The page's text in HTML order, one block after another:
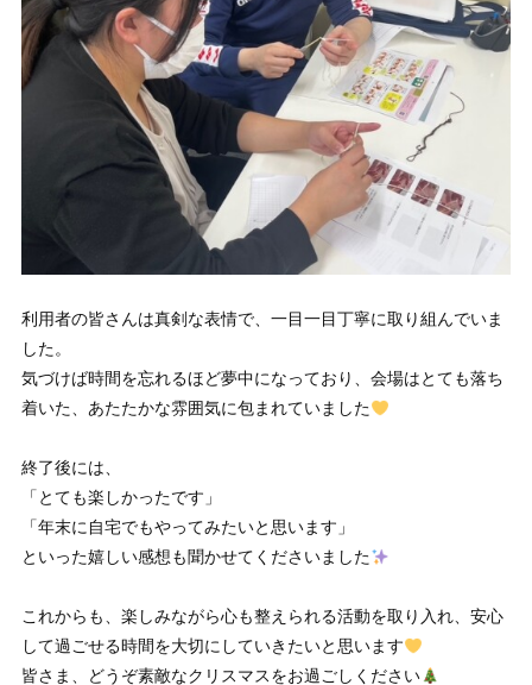
利用者の皆さんは真剣な表情で、一目一目丁寧に取り組んでいま
した。
気づけば時間を忘れるほど夢中になっており、会場はとても落ち
着いた、あたたかな雰囲気に包まれていました
終了後には、
「とても楽しかったです」
「年末に自宅でもやってみたいと思います」
といった嬉しい感想も聞かせてくださいました
これからも、楽しみながら心も整えられる活動を取り入れ、安心
して過ごせる時間を大切にしていきたいと思います
皆さま、どうぞ素敵なクリスマスをお過ごしください